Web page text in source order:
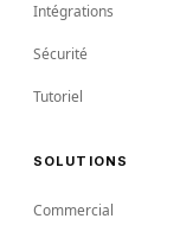
Intégrations
Sécurité
Tutoriel
SOLUTIONS
Commercial